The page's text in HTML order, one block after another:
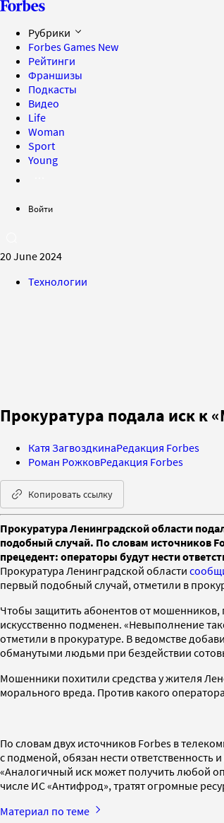
Рубрики
Forbes Games New
Рейтинги
Франшизы
Подкасты
Видео
Life
Woman
Sport
Young
Войти
20 June 2024
Технологии
Прокуратура подала иск к
Катя ЗагвоздкинаРедакция Forbes
Роман РожковРедакция Forbes
Копировать ссылку
Прокуратура Ленинградской области
подобный случай. По словам источников
прецедент: операторы будут нести
Прокуратура Ленинградской области
первый подобный случай, отметили в
Чтобы защитить абонентов от мошенников,
искусственно подменен. «Невыполнение
отметили в прокуратуре. В ведомстве
обманутыми людьми при бездействии
Мошенники похитили средства у жителя
морального вреда. Против какого
По словам двух источников Forbes в
с подменой, обязан нести
«Аналогичный иск может получить любой
числе ИС «Антифрод», тратят огромные
Материал по теме